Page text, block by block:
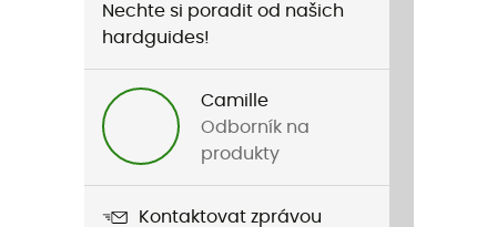
Použité technologie
AntiClog, Charbon actif
Nechte si poradit od našich
hardguides!
Camille
Odborník na
produkty
Kontaktovat zprávou